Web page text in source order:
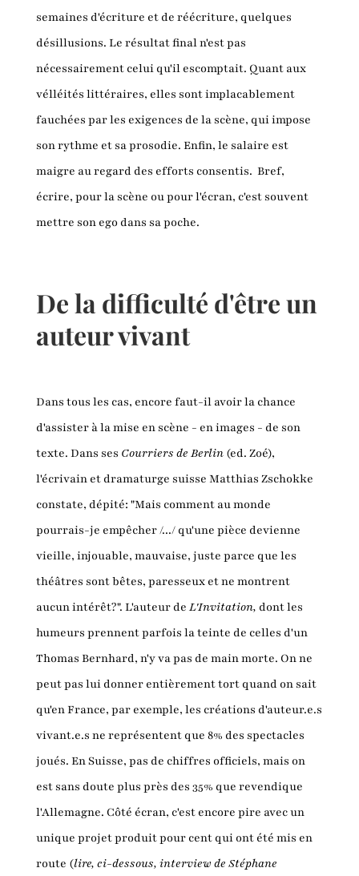
semaines d'écriture et de réécriture, quelques
désillusions. Le résultat final n'est pas
nécessairement celui qu'il escomptait. Quant aux
vélléités littéraires, elles sont implacablement
fauchées par les exigences de la scène, qui impose
son rythme et sa prosodie. Enfin, le salaire est
maigre au regard des efforts consentis. Bref,
écrire, pour la scène ou pour l'écran, c'est souvent
mettre son ego dans sa poche.
De la difficulté d'être un
auteur vivant
Dans tous les cas, encore faut-il avoir la chance
d'assister à la mise en scène - en images - de son
texte. Dans ses Courriers de Berlin(ed. Zoé),
l'écrivain et dramaturge suisse Matthias Zschokke
constate, dépité: "Mais comment au monde
pourrais-je empêcher /.../ qu'une pièce devienne
vieille, injouable, mauvaise, juste parce que les
théâtres sont bêtes, paresseux et ne montrent
aucun intérêt?". L'auteur de L'Invitation, dont les
humeurs prennent parfois la teinte de celles d'un
Thomas Bernhard, n'y va pas de main morte. On ne
peut pas lui donner entièrement tort quand on sait
qu'en France, par exemple, les créations d'auteur.e.s
vivant.e.s ne représentent que 8% des spectacles
joués. En Suisse, pas de chiffres officiels, mais on
est sans doute plus près des 35% que revendique
l'Allemagne. Côté écran, c'est encore pire avec un
unique projet produit pour cent qui ont été mis en
route (lire, ci-dessous, interview de Stéphane